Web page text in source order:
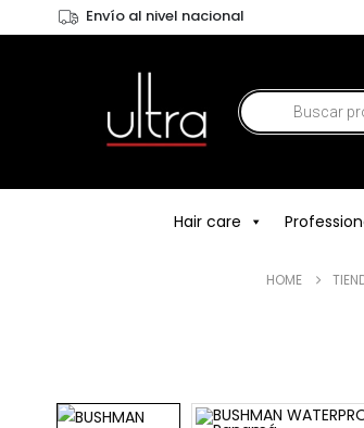
Envío al nivel nacional
Hair care
HOME